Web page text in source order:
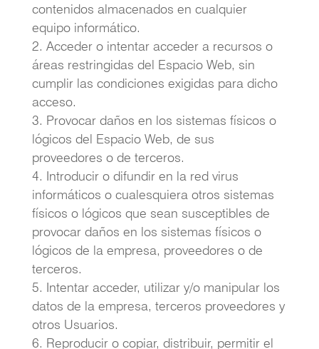
contenidos almacenados en cualquier
equipo informático.
Acceder o intentar acceder a recursos o
áreas restringidas del Espacio Web, sin
cumplir las condiciones exigidas para dicho
acceso.
Provocar daños en los sistemas físicos o
lógicos del Espacio Web, de sus
proveedores o de terceros.
Introducir o difundir en la red virus
informáticos o cualesquiera otros sistemas
físicos o lógicos que sean susceptibles de
provocar daños en los sistemas físicos o
lógicos de la empresa, proveedores o de
terceros.
Intentar acceder, utilizar y/o manipular los
datos de la empresa, terceros proveedores y
otros Usuarios.
Reproducir o copiar, distribuir, permitir el